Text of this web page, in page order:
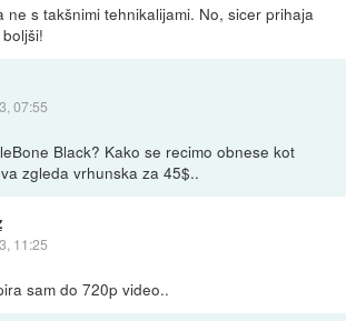
ne s takšnimi tehnikalijami. No, sicer prihaja
07:55
Black? Kako se recimo obnese kot
zgleda vrhunska za 45$..
11:25
sam do 720p video..